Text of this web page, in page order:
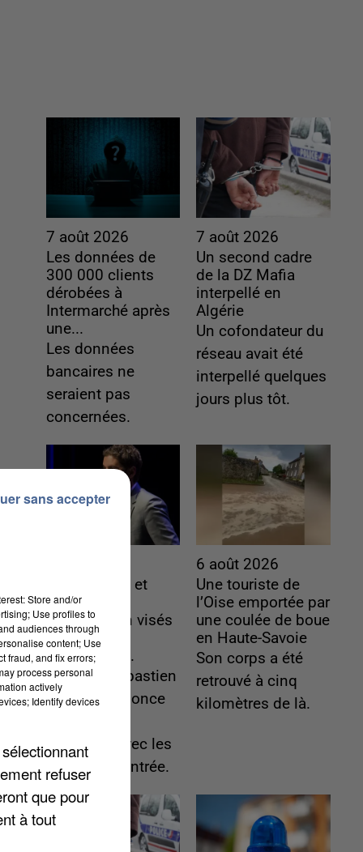
7 août 2026
Les données de
300 000 clients
dérobées à
Intermarché après
une...
Les données
bancaires ne
seraient pas
concernées.
7 août 2026
Un second cadre
de la DZ Mafia
interpellé en
Algérie
Un cofondateur du
réseau avait été
interpellé quelques
jours plus tôt.
Gabriel Attal et
Raphaël
Glucksmann visés
par des
ingérences...
Sollicité, Sébastien
Lecornu annonce
commun" avec les
partis à la rentrée.
6 août 2026
Une touriste de
l’Oise emportée par
une coulée de boue
en Haute-Savoie
Son corps a été
retrouvé à cinq
kilomètres de là.
Store and/or
Use profiles to
audiences through
content; Use
fraud, and fix errors;
process personal
actively
Identify devices
refuser
que pour
à tout
sans accepter